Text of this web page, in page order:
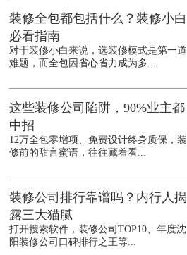
装修全包都包括什么？装修小白
必看指南
对于装修小白来说，选装修模式是第一道
难题，而全包因省心省力成为多...
这些装修公司陷阱，90%业主都
中招
12万全包零增项、免费设计终身质保，装
修前的甜言蜜语，往往藏着看...
装修公司排行靠谱吗？内行人揭
露三大猫腻
打开搜索软件，装修公司TOP10、年度沈
阳装修公司口碑排行之王等...